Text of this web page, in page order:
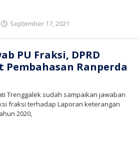
September 17, 2021
tv
PU Fraksi, DPRD
Pembahasan Ranperda
Trenggalek sudah sampaikan jawaban
fraksi terhadap Laporan keterangan
2020,